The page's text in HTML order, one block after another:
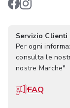
Servizio Clienti
Per ogni
consulta le
nostre Marche"
FAQ